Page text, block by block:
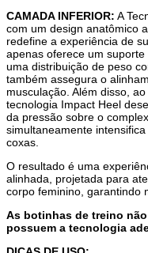
CAMADA INFERIOR: A
com um design anatômico
redefine a experiência de
apenas oferece um
uma distribuição de peso
também assegura o
musculação. Além disso,
tecnologia Impact Heel
da pressão sobre o
simultaneamente
coxas.
O resultado é uma
alinhada, projetada para
corpo feminino, garantindo
As botinhas de treino
possuem a tecnologia